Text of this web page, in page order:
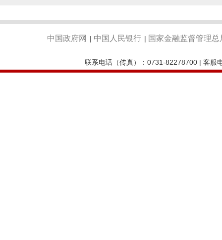
中国政府网 | 中国人民银行 | 国家金融监督管理总
联系电话（传真）：0731-82278700 | 客服